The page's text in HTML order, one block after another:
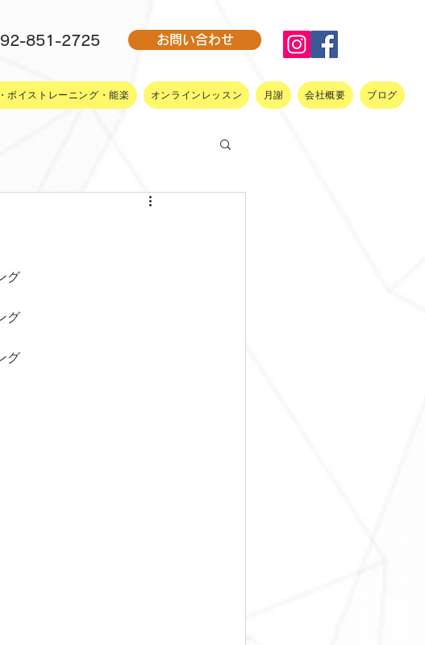
851-2725 お問い合わせ
ボイストレーニング・能楽 オンラインレッスン 月謝 会社概要 ブログ
グ
グ
グ